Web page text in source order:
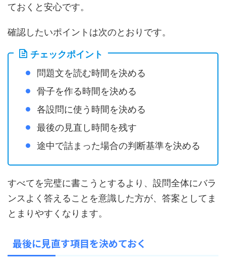
ておくと安心です。
確認したいポイントは次のとおりです。
チェックポイント
問題文を読む時間を決める
骨子を作る時間を決める
各設問に使う時間を決める
最後の見直し時間を残す
途中で詰まった場合の判断基準を決める
すべてを完璧に書こうとするより、設問全体にバラ
ンスよく答えることを意識した方が、答案としてま
とまりやすくなります。
最後に見直す項目を決めておく